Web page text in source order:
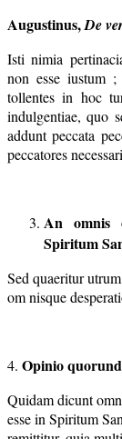
Augustinus,De
Isti nimia
non esse iustum
tollentes in hoc
indulgentiae, quo
addunt peccata
peccatores
An omnis
Spiritum
Sed quaeritur
om­ nisque
4. Opinio
Quidam dicunt
esse in Spiritum